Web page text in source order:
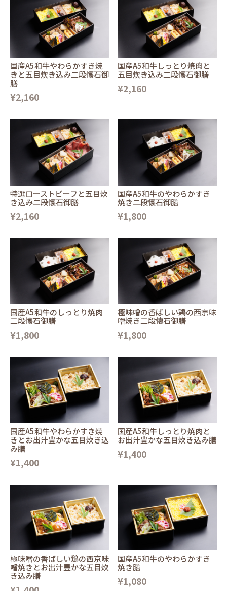
国産A5和牛やわらかすき焼
きと五目炊き込み二段懐石御
膳
¥2,160
国産A5和牛しっとり焼肉と
五目炊き込み二段懐石御膳
¥2,160
特選ローストビーフと五目炊
き込み二段懐石御膳
¥2,160
国産A5和牛のやわらかすき
焼き二段懐石御膳
¥1,800
国産A5和牛のしっとり焼肉
二段懐石御膳
¥1,800
極味噌の香ばしい鶏の西京味
噌焼き二段懐石御膳
¥1,800
国産A5和牛やわらかすき焼
きとお出汁豊かな五目炊き込
み膳
¥1,400
国産A5和牛しっとり焼肉と
お出汁豊かな五目炊き込み膳
¥1,400
極味噌の香ばしい鶏の西京味
噌焼きとお出汁豊かな五目炊
き込み膳
国産A5和牛のやわらかすき
焼き膳
¥1,080